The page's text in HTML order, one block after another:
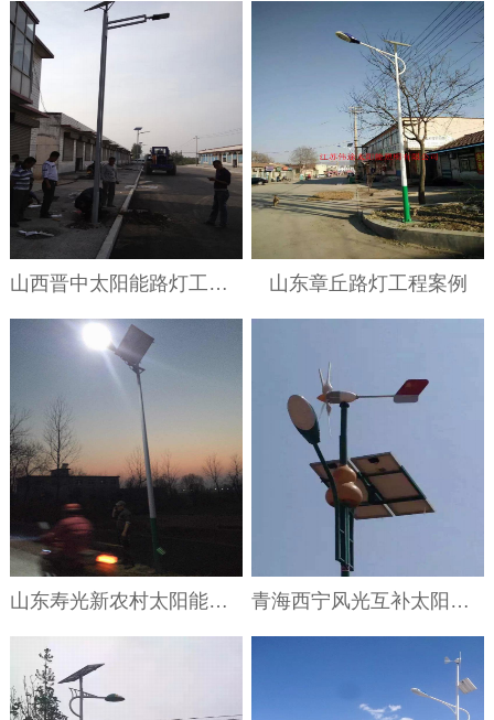
山西晋中太阳能路灯工程案例 山东章丘路灯工程案例
山东寿光新农村太阳能路灯安装案例 青海西宁风光互补太阳能路灯及景观灯安装案例